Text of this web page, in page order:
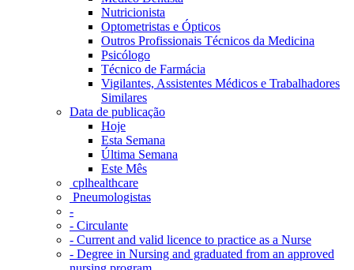
Nutricionista
Optometristas e Ópticos
Outros Profissionais Técnicos da Medicina
Psicólogo
Técnico de Farmácia
Vigilantes, Assistentes Médicos e Trabalhadores
Similares
Data de publicação
Hoje
Esta Semana
Última Semana
Este Mês
‎ cplhealthcare‬
Pneumologistas
-
- Circulante
- Current and valid licence to practice as a Nurse
- Degree in Nursing and graduated from an approved